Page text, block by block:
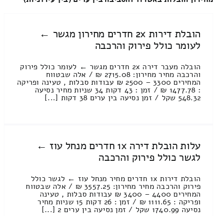
הובלת דירות 2x חדרים מחירון מגשר ←
לעומר כולל פירוק והרכבה
הובלה מעבר דירה 2x חדרים מגשר ← לעומר כולל פירוק
והרכבה מחיר מחירון: 2715.08 ₪ / אלה שבטווח
המחירים 3300 – 2500 ₪ עבודות סבלות , טעינה ופריקה
: 1477.78 ₪ / זמן : 43 דקות 34 שניות מחיר נסיעה
548.32 שקל / זמן נסיעה בין ערים 38 דקות [...]
עלות הובלת דירה 1x חדרים מנחל עוז ←
לגשר כולל פירוק והרכבה
הובלת דירות 1x חדרים מחיר מנחל עוז ← לגשר כולל
פירוק והרכבה מחיר מחירון: 3557.25 ₪ / אלה שבטווח
המחירים 4400 – 3400 ₪ עבודות סבלות , טעינה
ופריקה : 1111.65 ₪ / זמן : 26 דקות 15 שניות מחיר
נסיעה 1740.99 שקל / זמן נסיעה בין ערים 2 [...]